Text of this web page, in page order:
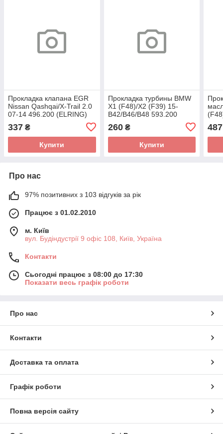
Прокладка клапана EGR
Nissan Qashqai/X-Trail 2.0
07-14 496.200 (ELRING)
337 ₴
Купити
Прокладка турбины BMW
X1 (F48)/X2 (F39) 15-
B42/B46/B48 593.200
260₴
Купити
487
Про нас
97% позитивних з 103 відгуків за рік
Працює з 01.02.2010
м. Київ
вул. Будіндустрії 9 офіс 108, Київ, Україна
Контакти
Сьогодні працює з 08:00 до 17:30
Показати весь графік роботи
Про нас
Контакти
Доставка та оплата
Графік роботи
Повна версія сайту